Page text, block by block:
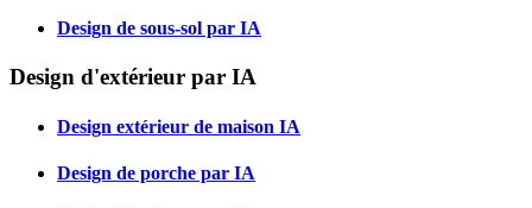
Design de sous-sol par IA
Design d'extérieur par IA
Design extérieur de maison IA
Design de porche par IA